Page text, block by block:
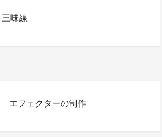
三味線
エフェクターの制作